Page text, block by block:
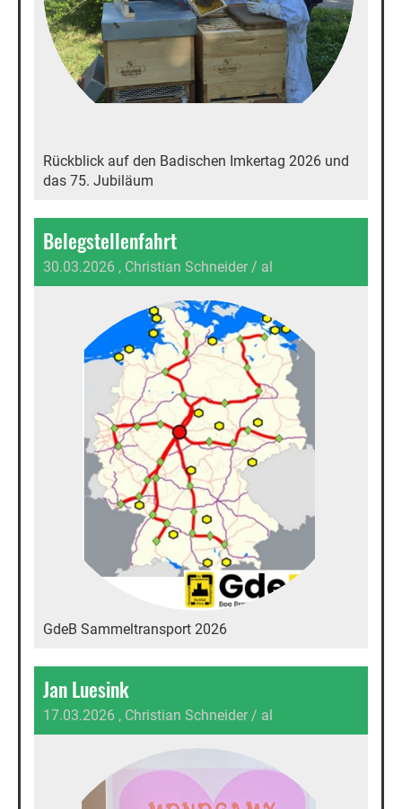
Rückblick auf den Badischen Imkertag 2026 und
das 75. Jubiläum
Belegstellenfahrt
30.03.2026 , Christian Schneider / al
GdeB Sammeltransport 2026
Jan Luesink
17.03.2026 , Christian Schneider / al